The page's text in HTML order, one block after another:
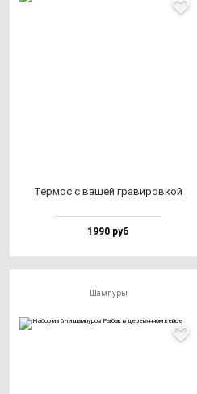
Тер­мос с ва­шей гра­ви­ров­кой
1990 руб
Шампуры